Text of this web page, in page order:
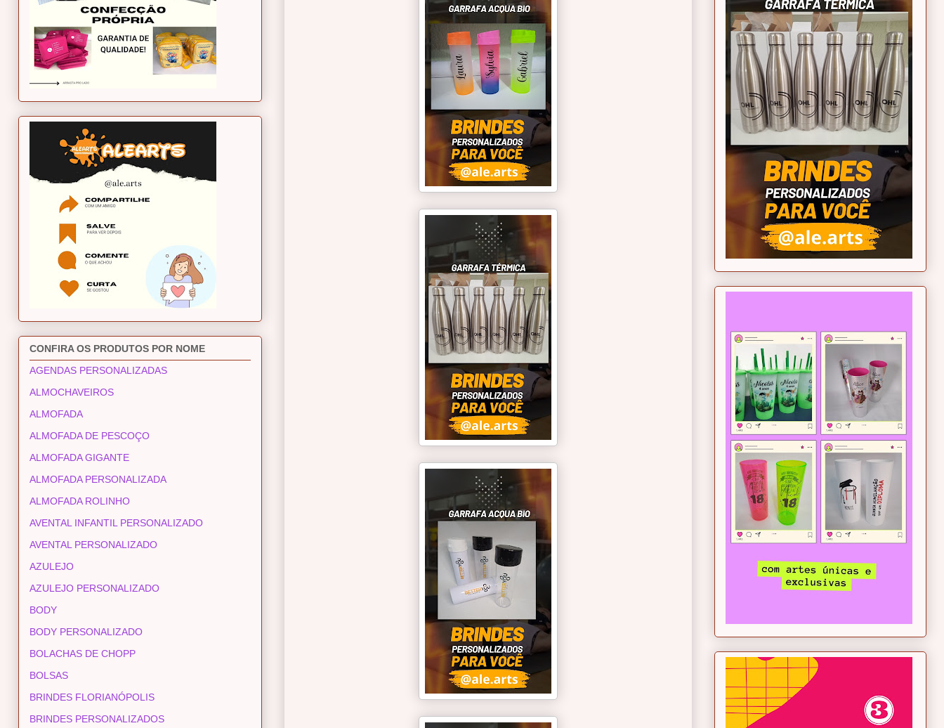
CONFIRA OS PRODUTOS POR NOME
AGENDAS PERSONALIZADAS
ALMOCHAVEIROS
ALMOFADA
ALMOFADA DE PESCOÇO
ALMOFADA GIGANTE
ALMOFADA PERSONALIZADA
ALMOFADA ROLINHO
AVENTAL INFANTIL PERSONALIZADO
AVENTAL PERSONALIZADO
AZULEJO
AZULEJO PERSONALIZADO
BODY
BODY PERSONALIZADO
BOLACHAS DE CHOPP
BOLSAS
BRINDES FLORIANÓPOLIS
BRINDES PERSONALIZADOS